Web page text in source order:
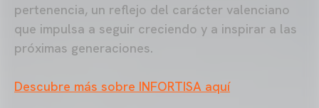
pertenencia, un reflejo del carácter valenciano
que impulsa a seguir creciendo y a inspirar a las
próximas generaciones.
Descubre más sobre INFORTISA aquí